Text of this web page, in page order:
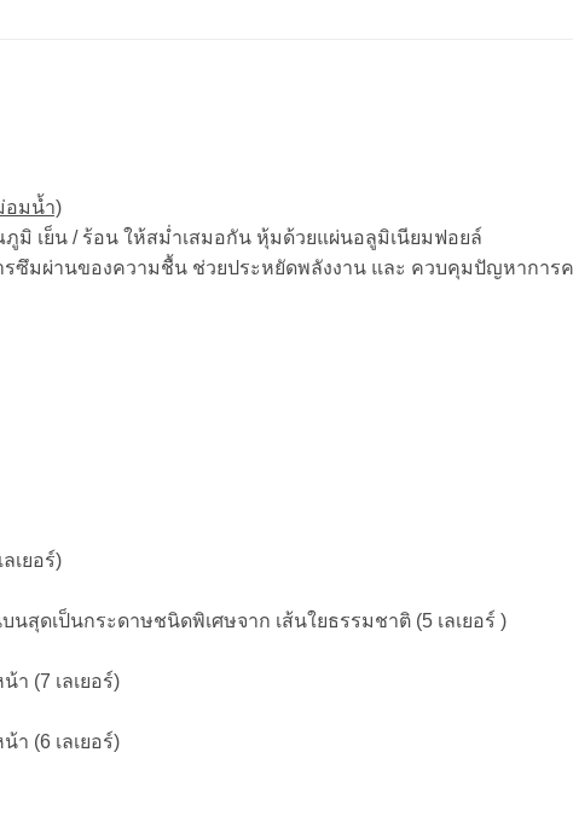
อมน้ำ)
เย็น / ร้อน ให้สม่ำเสมอกัน หุ้มด้วยแผ่นอลูมิเนียมฟอยล์
ารซึมผ่านของความชื้น ช่วยประหยัดพลังงาน และ ควบคุมปัญหากา
เยอร์)
ดเป็นกระดาษชนิดพิเศษจาก เส้นใยธรรมชาติ (5 เลเยอร์ )
(7 เลเยอร์)
(6 เลเยอร์)